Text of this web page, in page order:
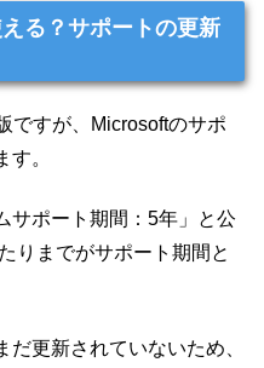
る？サポートの更新
ですが、Microsoftのサポ
。
サポート期間：5年」と公
りまでがサポート期間と
更新されていないため、